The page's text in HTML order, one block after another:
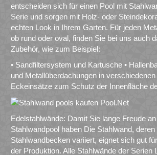
entscheiden sich für einen Pool mit
Serie und sorgen mit Holz- oder
echten Look in Ihrem Garten. Für jeden
ob rund oder oval, finden Sie bei uns auch
Zubehör, wie zum Beispiel:
• Sandfiltersystem und Kartusche •
und Metallüberdachungen in verschiedenen
Eckeinsätze zum Schutz der Innenfläche
Edelstahlwände: Damit Sie lange Freude
Stahlwandpool haben Die Stahlwand,
Stahlwandbecken variiert, eignet sich gut
der Produktion. Alle Stahlwände der Serien